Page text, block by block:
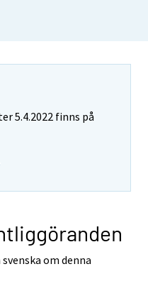
5.4.2022 finns på
om denna